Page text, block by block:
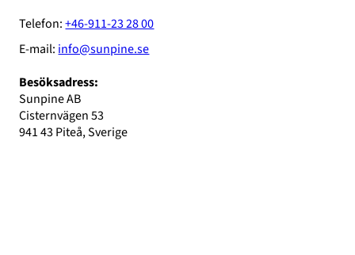
Telefon:+46-911-23 28 00
E-mail: info@sunpine.se
Besöksadress:
Sunpine AB
Cisternvägen 53
941 43 Piteå, Sverige